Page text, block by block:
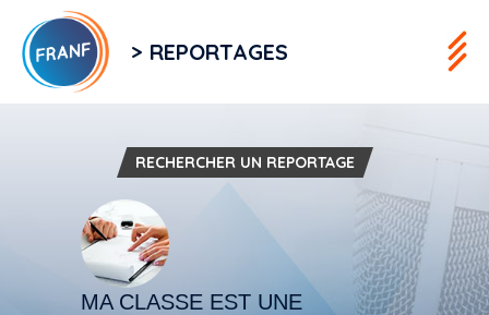
> REPORTAGES
RECHERCHER UN REPORTAGE
MA CLASSE EST UNE